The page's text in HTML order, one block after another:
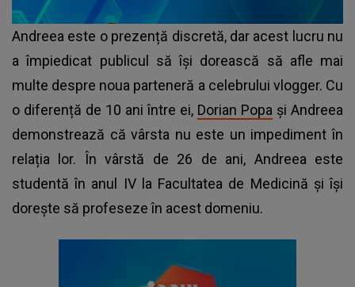
Andreea este o prezență discretă, dar acest lucru nu
a împiedicat publicul să își dorească să afle mai
multe despre noua parteneră a celebrului vlogger. Cu
o diferență de 10 ani între ei, Dorian Popa și Andreea
demonstrează că vârsta nu este un impediment în
relația lor. În vârstă de 26 de ani, Andreea este
studentă în anul IV la Facultatea de Medicină și își
dorește să profeseze în acest domeniu.